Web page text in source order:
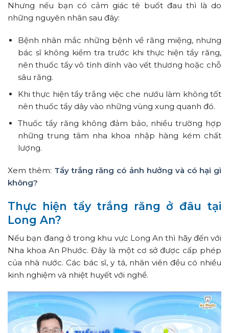
Nhưng nếu bạn có cảm giác tê buốt đau thì là do
những nguyên nhân sau đây:
Bệnh nhân mắc những bệnh về răng miệng, nhưng
bác sĩ không kiểm tra trước khi thực hiện tẩy răng,
nên thuốc tẩy vô tình dính vào vết thương hoặc chỗ
sâu răng.
Khi thực hiện tẩy trắng việc che nướu làm không tốt
nên thuốc tẩy dây vào những vùng xung quanh đó.
Thuốc tẩy răng không đảm bảo, nhiều trường hợp
những trung tâm nha khoa nhập hàng kém chất
lượng.
Xem thêm: Tẩy trắng răng có ảnh hưởng và có hại gì
không?
Thực hiện tẩy trắng răng ở đâu tại
Long An?
Nếu bạn đang ở trong khu vực Long An thì hãy đến với
Nha khoa An Phước. Đây là một cơ sở được cấp phép
của nhà nước. Các bác sĩ, y tá, nhân viên đều có nhiều
kinh nghiệm và nhiệt huyết với nghề.